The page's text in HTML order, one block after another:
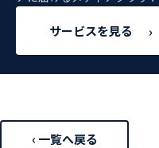
サービスを見る ›
‹ 一覧へ戻る